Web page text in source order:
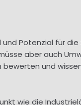
Potenzial für
aber auch
bewerten und
wie die